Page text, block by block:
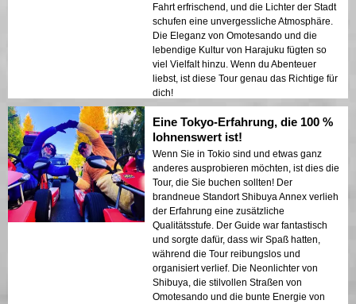
Fahrt erfrischend, und die Lichter der Stadt
schufen eine unvergessliche Atmosphäre.
Die Eleganz von Omotesando und die
lebendige Kultur von Harajuku fügten so
viel Vielfalt hinzu. Wenn du Abenteuer
liebst, ist diese Tour genau das Richtige für
dich!
Eine Tokyo-Erfahrung, die 100 %
lohnenswert ist!
Wenn Sie in Tokio sind und etwas ganz
anderes ausprobieren möchten, ist dies die
Tour, die Sie buchen sollten! Der
brandneue Standort Shibuya Annex verlieh
der Erfahrung eine zusätzliche
Qualitätsstufe. Der Guide war fantastisch
und sorgte dafür, dass wir Spaß hatten,
während die Tour reibungslos und
organisiert verlief. Die Neonlichter von
Shibuya, die stilvollen Straßen von
Omotesando und die bunte Energie von